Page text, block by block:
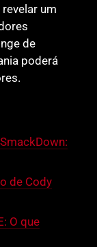
um
de
poderá
de Cody
O que